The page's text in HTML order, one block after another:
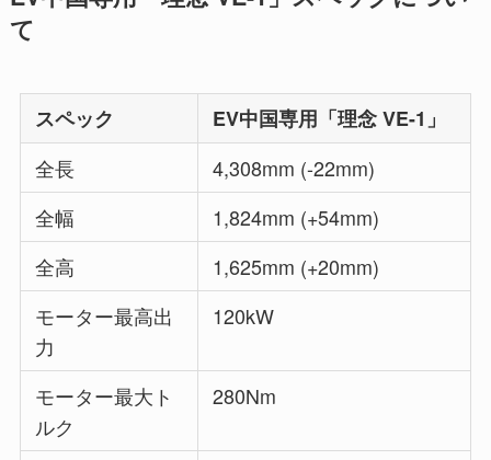
て
スペック
EV中国専用「理念 VE-1」
全長
4,308mm (-22mm)
全幅
1,824mm (+54mm)
全高
1,625mm (+20mm)
モーター最高出
力
120kW
モーター最大ト
ルク
280Nm